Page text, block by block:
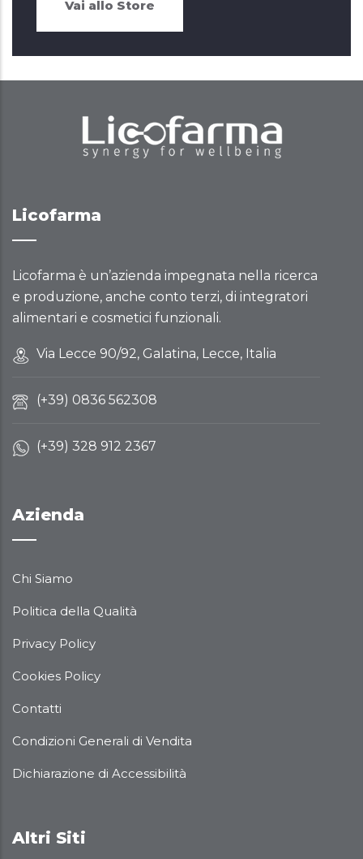
Vai allo Store
Licofarma
Licofarma è un’azienda impegnata nella ricerca
e produzione, anche conto terzi, di integratori
alimentari e cosmetici funzionali.
Via Lecce 90/92, Galatina, Lecce, Italia
(+39) 0836 562308
(+39) 328 912 2367
Azienda
Chi Siamo
Politica della Qualità
Privacy Policy
Cookies Policy
Contatti
Condizioni Generali di Vendita
Dichiarazione di Accessibilità
Altri Siti